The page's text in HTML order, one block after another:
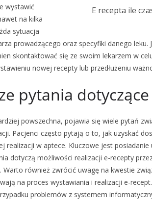
E recepta ile
wystawić
na kilka
sytuacja
prowadzącego oraz specyfiki danego leku.
skontaktować się ze swoim lekarzem w
nowej recepty lub przedłużeniu
pytania
powszechna, pojawia się wiele pytań
Pacjenci często pytają o to, jak uzyskać
realizacji w aptece. Kluczowe jest posiadanie
dotyczą możliwości realizacji e-recepty
również zwrócić uwagę na kwestie
na proces wystawiania i realizacji e-
problemów z systemem